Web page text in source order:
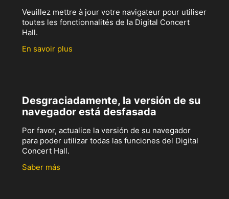
Veuillez mettre à jour votre navigateur pour utiliser
toutes les fonctionnalités de la Digital Concert
Hall.
En savoir plus
Desgraciadamente, la versión de su
navegador está desfasada
Por favor, actualice la versión de su navegador
para poder utilizar todas las funciones del Digital
Concert Hall.
Saber más